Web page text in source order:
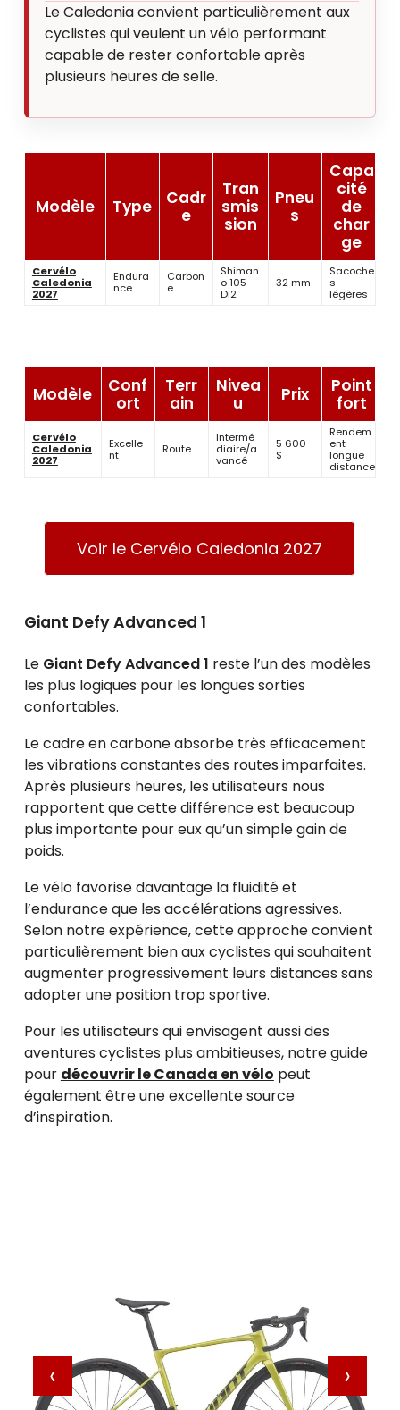
Le Caledonia convient particulièrement aux
cyclistes qui veulent un vélo performant
capable de rester confortable après
plusieurs heures de selle.
Modèle Type
Cadr
e
Tran
smis
sion
Pneu
s
Capa
cité
de
char
ge
Cervélo
Caledonia
2027
Endura
nce
Carbon
e
Shiman
o 105
Di2
32 mm
Sacoche
s
légères
Modèle
Conf
ort
Terr
ain
Nivea
u
Prix
Point
fort
Cervélo
Caledonia
2027
Excelle
nt
Route
Intermé
diaire/a
vancé
5 600
$
Rendem
ent
longue
distance
Voir le Cervélo Caledonia 2027
‹ ›
Giant Defy Advanced 1
Le Giant Defy Advanced 1 reste l’un des modèles
les plus logiques pour les longues sorties
confortables.
Le cadre en carbone absorbe très efficacement
les vibrations constantes des routes imparfaites.
Après plusieurs heures, les utilisateurs nous
rapportent que cette différence est beaucoup
plus importante pour eux qu’un simple gain de
poids.
Le vélo favorise davantage la fluidité et
l’endurance que les accélérations agressives.
Selon notre expérience, cette approche convient
particulièrement bien aux cyclistes qui souhaitent
augmenter progressivement leurs distances sans
adopter une position trop sportive.
Pour les utilisateurs qui envisagent aussi des
aventures cyclistes plus ambitieuses, notre guide
pour découvrir le Canada en vélo peut
également être une excellente source
d’inspiration.